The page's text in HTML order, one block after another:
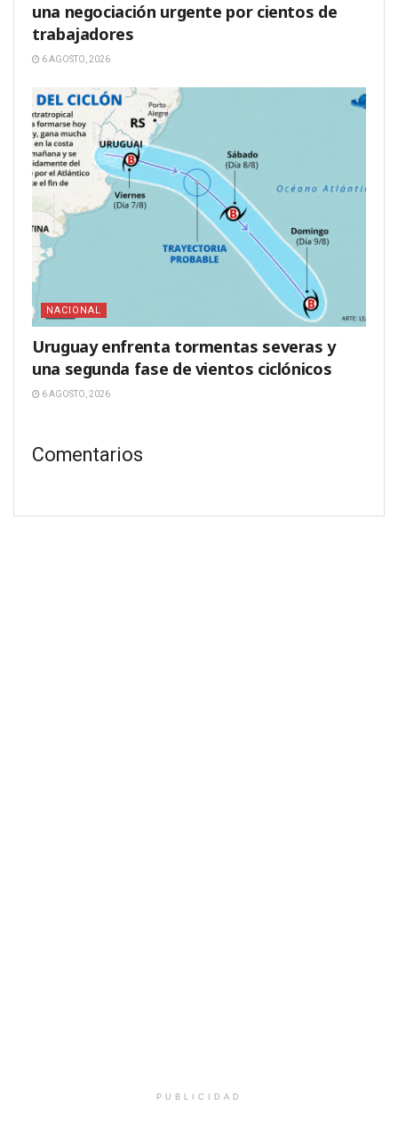
una negociación urgente por cientos de
trabajadores
6 AGOSTO, 2026
NACIONAL
Uruguay enfrenta tormentas severas y
una segunda fase de vientos ciclónicos
6 AGOSTO, 2026
Comentarios
PUBLICIDAD